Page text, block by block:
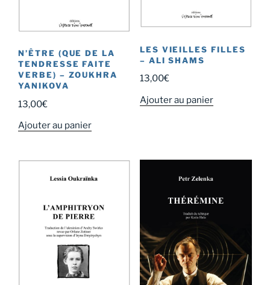
N’ÊTRE (QUE DE LA
TENDRESSE FAITE
VERBE) – ZOUKHRA
YANIKOVA
13,00€
Ajouter au panier
LES VIEILLES FILLES
– ALI SHAMS
13,00€
Ajouter au panier